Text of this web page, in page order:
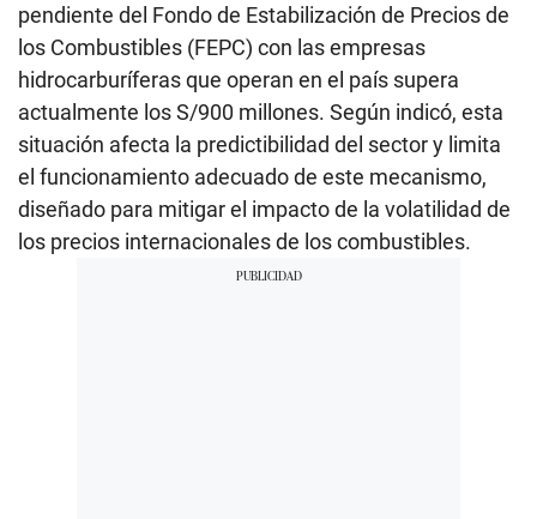
pendiente del Fondo de Estabilización de Precios de
los Combustibles (FEPC) con las empresas
hidrocarburíferas que operan en el país supera
actualmente los S/900 millones. Según indicó, esta
situación afecta la predictibilidad del sector y limita
el funcionamiento adecuado de este mecanismo,
diseñado para mitigar el impacto de la volatilidad de
los precios internacionales de los combustibles.